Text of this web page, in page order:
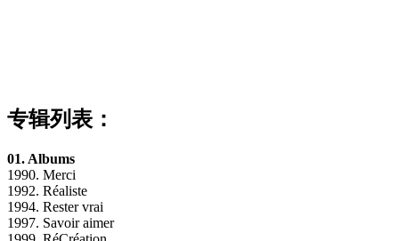
专辑列表：
01. Albums
1990. Merci
1992. Réaliste
1994. Rester vrai
1997. Savoir aimer